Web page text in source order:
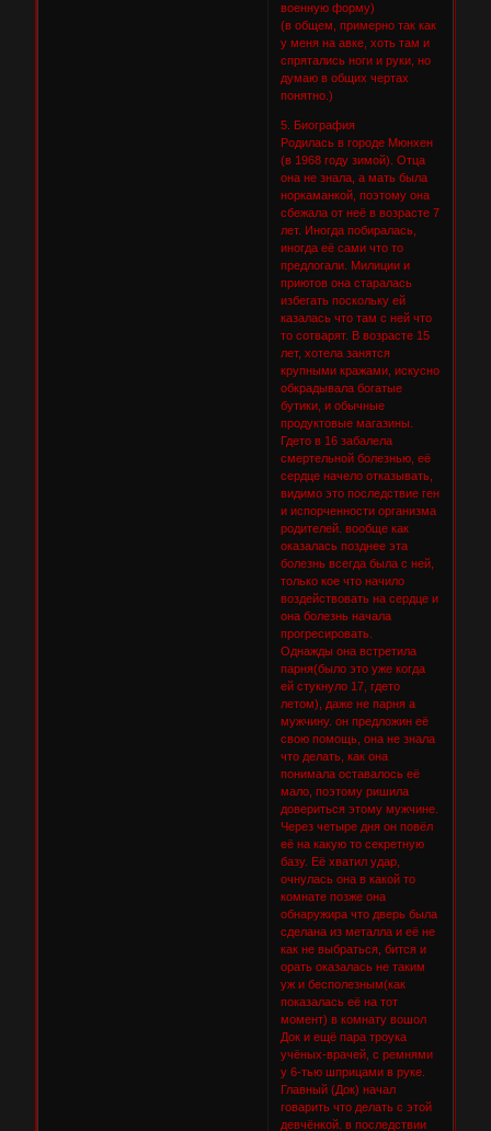
военную форму)
(в общем, примерно так как
у меня на авке, хоть там и
спрятались ноги и руки, но
думаю в общих чертах
понятно.)
5. Биография
Родилась в городе Мюнхен
(в 1968 году зимой). Отца
она не знала, а мать была
норкаманкой, поэтому она
сбежала от неё в возрасте 7
лет. Иногда побиралась,
иногда её сами что то
предлогали. Милиции и
приютов она старалась
избегать поскольку ей
казалась что там с ней что
то сотварят. В возрасте 15
лет, хотела занятся
крупными кражами, искусно
обкрадывала богатые
бутики, и обычные
продуктовые магазины.
Гдето в 16 забалела
смертельной болезнью, её
сердце начело отказывать,
видимо это последствие ген
и испорченности организма
родителей. вообще как
оказалась позднее эта
болезнь всегда была с ней,
только кое что начило
воздействовать на сердце и
она болезнь начала
прогресировать.
Однажды она встретила
парня(было это уже когда
ей стукнуло 17, гдето
летом), даже не парня а
мужчину. он предложин её
свою помощь, она не знала
что делать, как она
понимала оставалось её
мало, поэтому ришила
довериться этому мужчине.
Через четыре дня он повёл
её на какую то секретную
базу. Её хватил удар,
очнулась она в какой то
комнате позже она
обнаружира что дверь была
сделана из металла и её не
как не выбраться, бится и
орать оказалась не таким
уж и бесполезным(как
показалась её на тот
момент) в комнату вошол
Док и ещё пара троука
учёных-врачей, с ремнями
у 6-тью шприцами в руке.
Главный (Док) начал
говарить что делать с этой
девчёнкой. в последствии